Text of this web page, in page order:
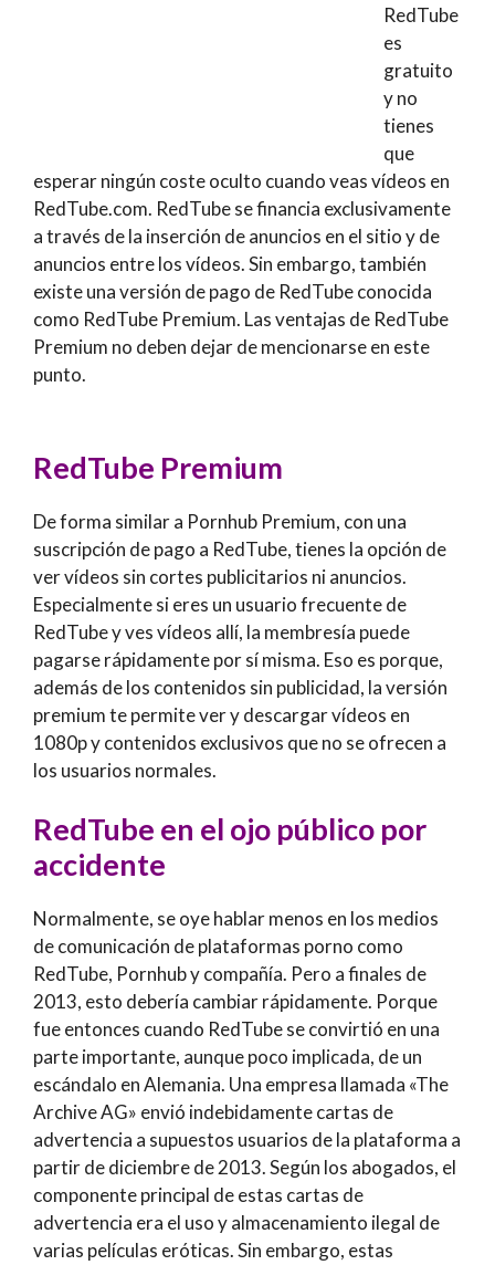
RedTube
es
gratuito
y no
tienes
que
esperar ningún coste oculto cuando veas vídeos en
RedTube.com. RedTube se financia exclusivamente
a través de la inserción de anuncios en el sitio y de
anuncios entre los vídeos. Sin embargo, también
existe una versión de pago de RedTube conocida
como RedTube Premium. Las ventajas de RedTube
Premium no deben dejar de mencionarse en este
punto.
RedTube Premium
De forma similar a Pornhub Premium, con una
suscripción de pago a RedTube, tienes la opción de
ver vídeos sin cortes publicitarios ni anuncios.
Especialmente si eres un usuario frecuente de
RedTube y ves vídeos allí, la membresía puede
pagarse rápidamente por sí misma. Eso es porque,
además de los contenidos sin publicidad, la versión
premium te permite ver y descargar vídeos en
1080p y contenidos exclusivos que no se ofrecen a
los usuarios normales.
RedTube en el ojo público por
accidente
Normalmente, se oye hablar menos en los medios
de comunicación de plataformas porno como
RedTube, Pornhub y compañía. Pero a finales de
2013, esto debería cambiar rápidamente. Porque
fue entonces cuando RedTube se convirtió en una
parte importante, aunque poco implicada, de un
escándalo en Alemania. Una empresa llamada «The
Archive AG» envió indebidamente cartas de
advertencia a supuestos usuarios de la plataforma a
partir de diciembre de 2013. Según los abogados, el
componente principal de estas cartas de
advertencia era el uso y almacenamiento ilegal de
varias películas eróticas. Sin embargo, estas